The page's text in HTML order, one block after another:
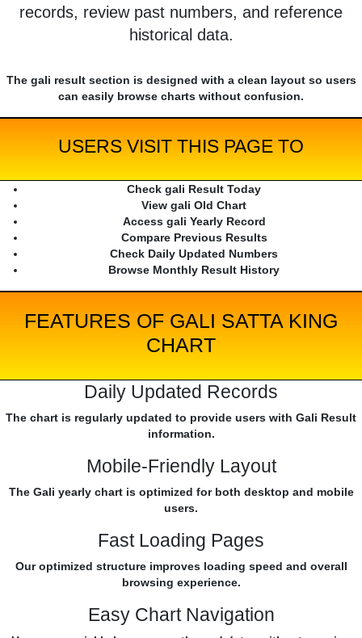
records, review past numbers, and reference
historical data.
The gali result section is designed with a clean layout so users
can easily browse charts without confusion.
USERS VISIT THIS PAGE TO
Check gali Result Today
View gali Old Chart
Access gali Yearly Record
Compare Previous Results
Check Daily Updated Numbers
Browse Monthly Result History
FEATURES OF GALI SATTA KING
CHART
Daily Updated Records
The chart is regularly updated to provide users with Gali Result
information.
Mobile-Friendly Layout
The Gali yearly chart is optimized for both desktop and mobile
users.
Fast Loading Pages
Our optimized structure improves loading speed and overall
browsing experience.
Easy Chart Navigation